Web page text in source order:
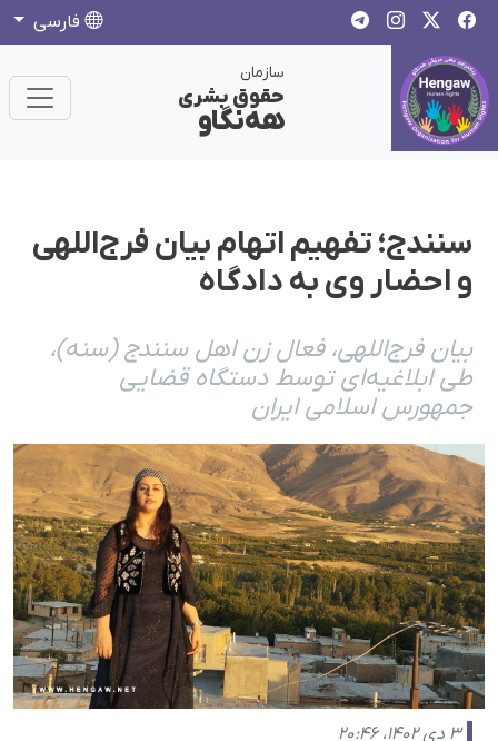
فارسی
سازمان
حقوق بشری
هەنگاو
سنندج؛ تفهیم اتهام بیان فرج‌اللهی
و احضار وی به دادگاه
بیان فرج‌اللهی، فعال زن اهل سنندج (سنه)،
طی ابلاغیه‌ای توسط دستگاه قضایی
جمهورس اسلامی ایران
۳ دی ۱۴۰۲، ۲۰:۴۶